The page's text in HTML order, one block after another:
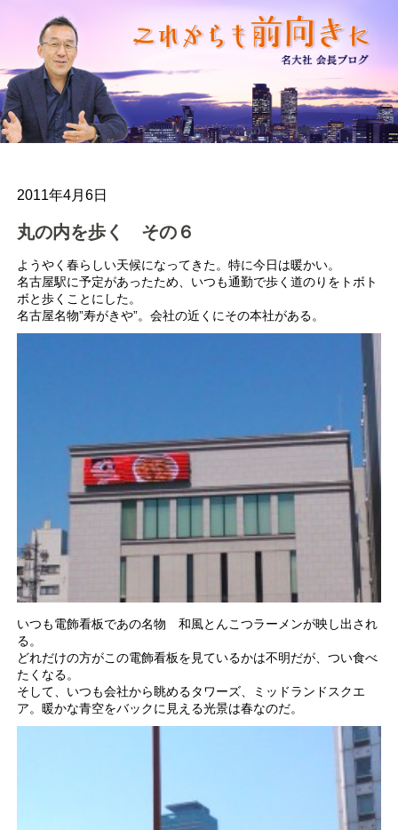
2011年4月6日
丸の内を歩く その６
ようやく春らしい天候になってきた。特に今日は暖かい。
名古屋駅に予定があったため、いつも通勤で歩く道のりをトボト
ボと歩くことにした。
名古屋名物”寿がきや”。会社の近くにその本社がある。
いつも電飾看板であの名物 和風とんこつラーメンが映し出され
る。
どれだけの方がこの電飾看板を見ているかは不明だが、つい食べ
たくなる。
そして、いつも会社から眺めるタワーズ、ミッドランドスクエ
ア。暖かな青空をバックに見える光景は春なのだ。